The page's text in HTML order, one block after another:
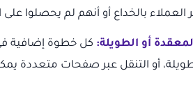
بالخداع أو أنهم لم يحصلوا على
أو الطويلة: كل خطوة إضافية
أو التنقل عبر صفحات متعددة